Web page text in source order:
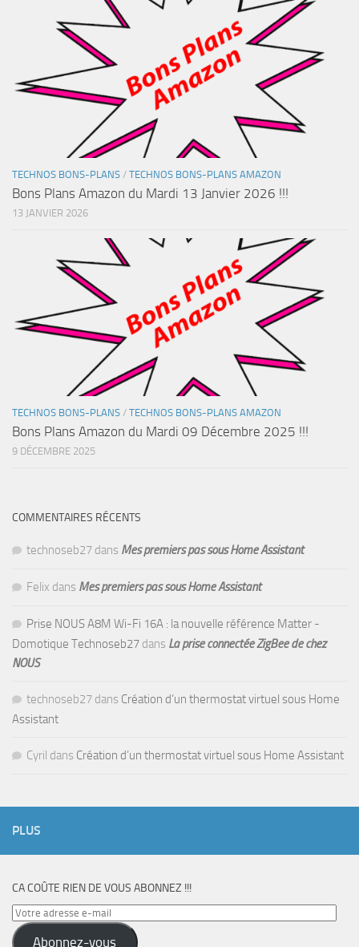
TECHNOS BONS-PLANS / TECHNOS BONS-PLANS AMAZON
Bons Plans Amazon du Mardi 13 Janvier 2026 !!!
13 JANVIER 2026
TECHNOS BONS-PLANS / TECHNOS BONS-PLANS AMAZON
Bons Plans Amazon du Mardi 09 Décembre 2025 !!!
9 DÉCEMBRE 2025
COMMENTAIRES RÉCENTS
technoseb27 dans Mes premiers pas sous Home Assistant
Felix dans Mes premiers pas sous Home Assistant
Prise NOUS A8M Wi-Fi 16A : la nouvelle référence Matter -
Domotique Technoseb27 dans La prise connectée ZigBee de chez
NOUS
technoseb27 dans Création d’un thermostat virtuel sous Home
Assistant
Cyril dans Création d’un thermostat virtuel sous Home Assistant
PLUS
CA COÛTE RIEN DE VOUS ABONNEZ !!!
Votre
adresse
Abonnez-vous